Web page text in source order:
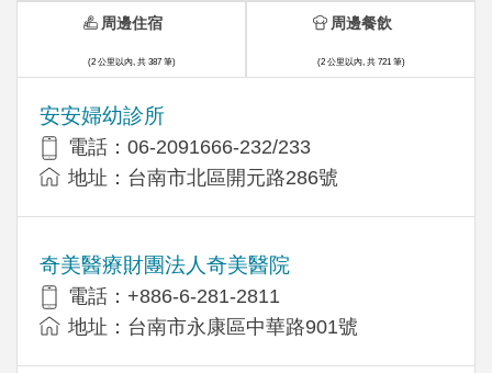
安安婦幼診所
電話：06-2091666-232/233
地址：台南市北區開元路286號
奇美醫療財團法人奇美醫院
電話：+886-6-281-2811
地址：台南市永康區中華路901號
周邊住宿
(2 公里以內, 共 387 筆)
周邊餐飲
(2 公里以內, 共 721 筆)